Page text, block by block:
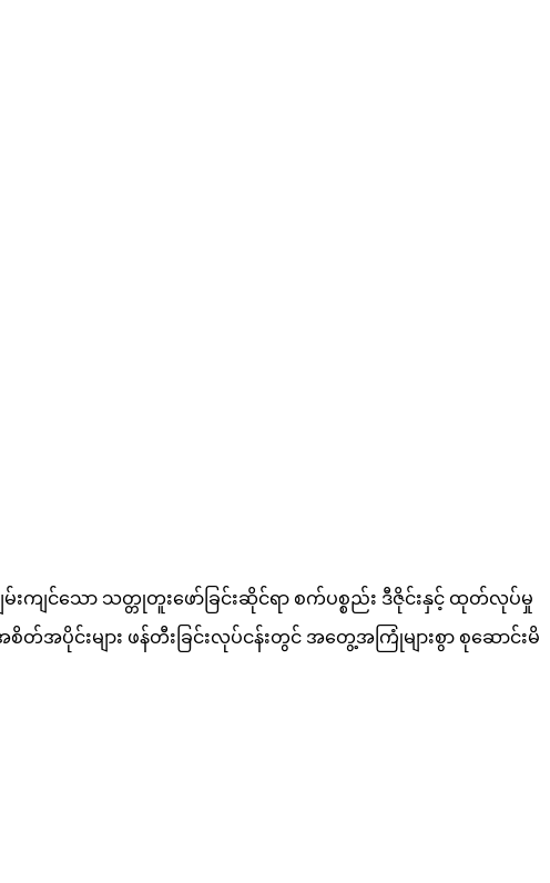
ကျင်သော သတ္တုတူးဖော်ခြင်းဆိုင်ရာ စက်ပစ္စည်း ဒီဇိုင်းနှင့် ထုတ်လုပ်မှု
အပိုင်းများ ဖန်တီးခြင်းလုပ်ငန်းတွင် အတွေ့အကြုံများစွာ စုဆောင်းမိ